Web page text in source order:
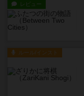
レビュー
ルール/インスト